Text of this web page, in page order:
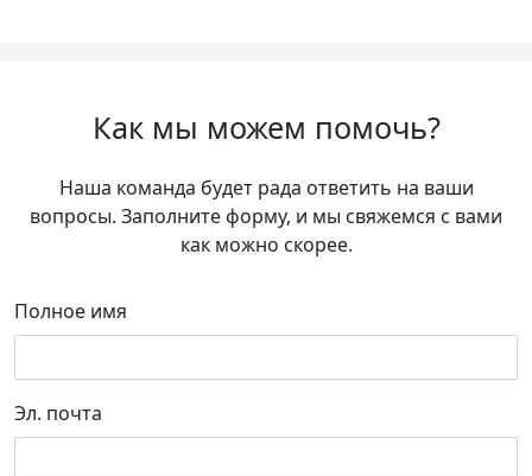
Как мы можем помочь?
Наша команда будет рада ответить на ваши
вопросы. Заполните форму, и мы свяжемся с вами
как можно скорее.
Полное имя
Эл. почта